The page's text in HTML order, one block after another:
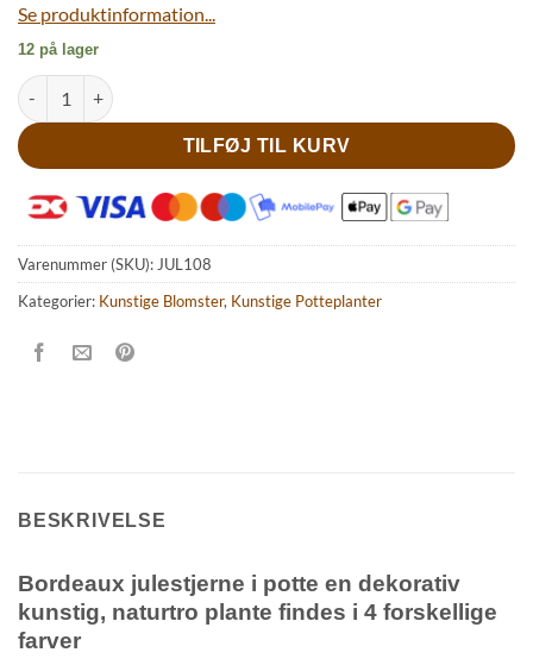
Se produktinformation...
12 på lager
Bordeaux julestjerne i potte antal
TILFØJ TIL KURV
Varenummer (SKU):JUL108
Kategorier: Kunstige Blomster, Kunstige Potteplanter
BESKRIVELSE
Bordeaux julestjerne i potte en dekorativ
kunstig, naturtro plante findes i 4 forskellige
farver